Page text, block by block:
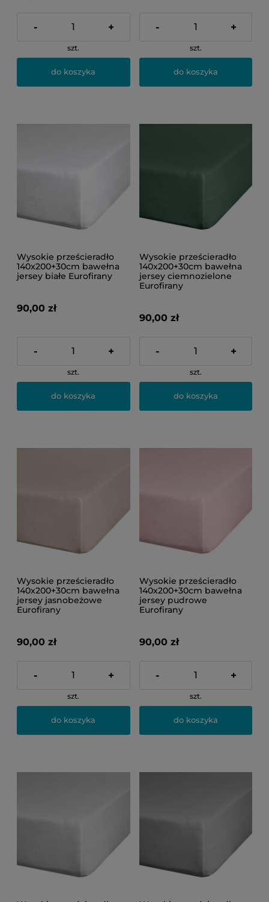
- +
szt.
do koszyka
- +
szt.
do koszyka
Wysokie prześcieradło
140x200+30cm bawełna
jersey białe Eurofirany
90,00 zł
- +
szt.
do koszyka
Wysokie prześcieradło
140x200+30cm bawełna
jersey ciemnozielone
Eurofirany
90,00 zł
- +
szt.
do koszyka
Wysokie prześcieradło
140x200+30cm bawełna
jersey jasnobeżowe
Eurofirany
90,00 zł
- +
szt.
do koszyka
Wysokie prześcieradło
140x200+30cm bawełna
jersey pudrowe
Eurofirany
90,00 zł
- +
szt.
do koszyka